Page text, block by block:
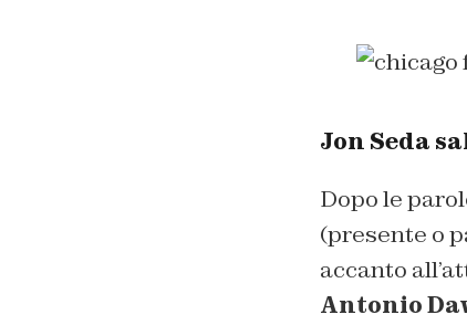
Jon Seda
Dopo le
(presente o
accanto
Antonio